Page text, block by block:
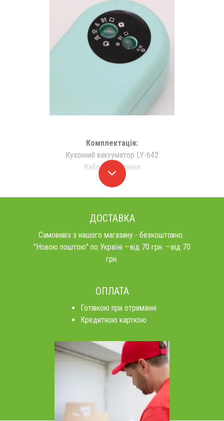
Комплектація:
Кухонний вакууматор LY-642
Кабель живлення
Інструкція
ДОСТАВКА
Самовивіз з нашого магазину - безкоштовно..
"Новою поштою" по Україні —від 70 грн. —від 70
грн.
ОПЛАТА
Готівкою при отриманні
Кредитною карткою